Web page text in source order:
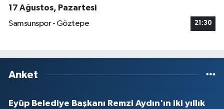
17 Ağustos, Pazartesi
Samsunspor - Göztepe
21:30
Anket
Eyüp Belediye Başkanı Remzi Aydın'ın iki yıllık